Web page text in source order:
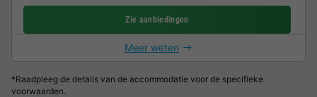
Zie aanbiedingen
Meer weten
*Raadpleeg de details van de accommodatie voor de specifieke
voorwaarden.